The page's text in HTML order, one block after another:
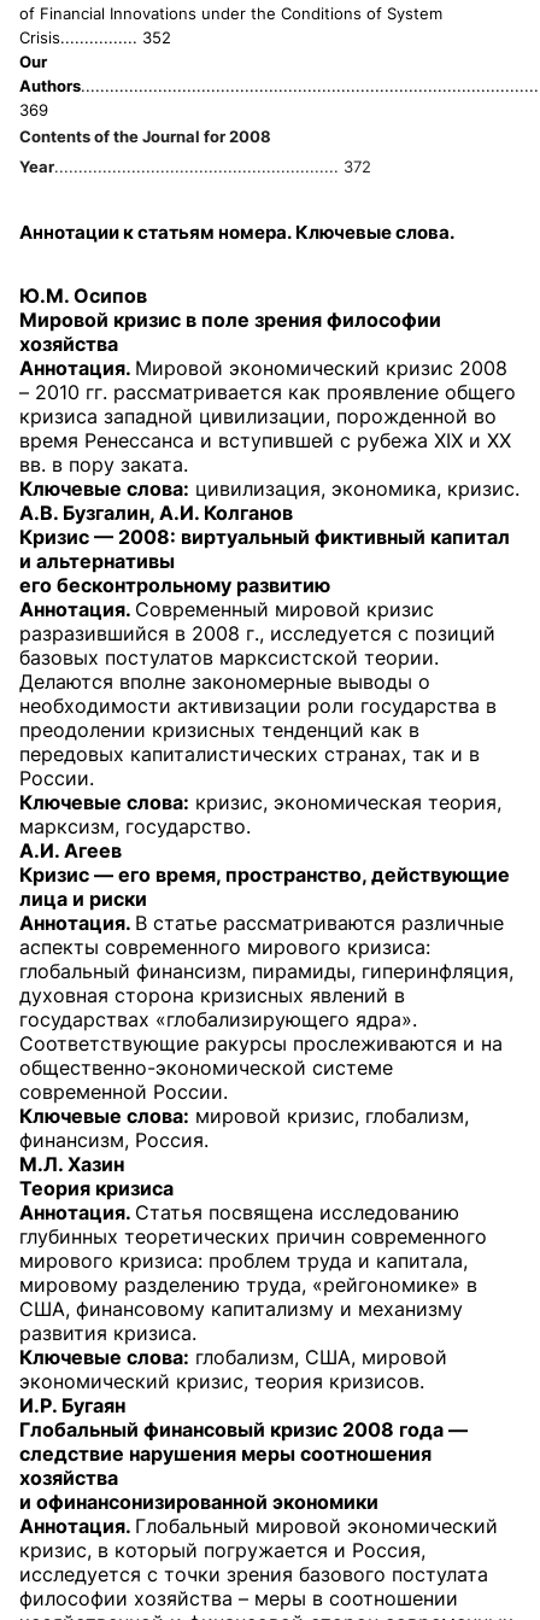
of Financial Innovations under the Conditions of System
Crisis................ 352
Our
Authors
369
Contents of the Journal for 2008
Year........................................................... 372
Аннотации к статьям номера. Ключевые слова.
Ю.М. Осипов
Мировой кризис в поле зрения философии
хозяйства
Аннотация. Мировой экономический кризис 2008
– 2010 гг. рассматривается как проявление общего
кризиса западной цивилизации, порожденной во
время Ренессанса и вступившей с рубежа XIX и XX
вв. в пору заката.
Ключевые слова: цивилизация, экономика, кризис.
А.В. Бузгалин, А.И. Колганов
Кризис — 2008: виртуальный фиктивный капитал
и альтернативы
его бесконтрольному развитию
Аннотация. Современный мировой кризис
разразившийся в 2008 г., исследуется с позиций
базовых постулатов марксистской теории.
Делаются вполне закономерные выводы о
необходимости активизации роли государства в
преодолении кризисных тенденций как в
передовых капиталистических странах, так и в
России.
Ключевые слова: кризис, экономическая теория,
марксизм, государство.
А.И. Агеев
Кризис — его время, пространство, действующие
лица и риски
Аннотация. В статье рассматриваются различные
аспекты современного мирового кризиса:
глобальный финансизм, пирамиды, гиперинфляция,
духовная сторона кризисных явлений в
государствах «глобализирующего ядра».
Соответствующие ракурсы прослеживаются и на
общественно-экономической системе
современной России.
Ключевые слова: мировой кризис, глобализм,
финансизм, Россия.
М.Л. Хазин
Теория кризиса
Аннотация. Статья посвящена исследованию
глубинных теоретических причин современного
мирового кризиса: проблем труда и капитала,
мировому разделению труда, «рейгономике» в
США, финансовому капитализму и механизму
развития кризиса.
Ключевые слова: глобализм, США, мировой
экономический кризис, теория кризисов.
И.Р. Бугаян
Глобальный финансовый кризис 2008 года —
следствие нарушения меры соотношения
хозяйства
и офинансонизированной экономики
Аннотация. Глобальный мировой экономический
кризис, в который погружается и Россия,
исследуется с точки зрения базового постулата
философии хозяйства – меры в соотношении